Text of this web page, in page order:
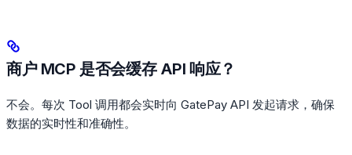
商户 MCP 是否会缓存 API 响应？
不会。每次 Tool 调用都会实时向 GatePay API 发起请求，确保
数据的实时性和准确性。